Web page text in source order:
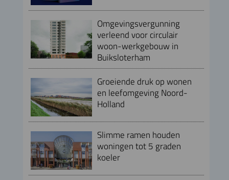
Omgevingsvergunning
verleend voor circulair
woon-werkgebouw in
Buiksloterham
Groeiende druk op wonen
en leefomgeving Noord-
Holland
Slimme ramen houden
woningen tot 5 graden
koeler